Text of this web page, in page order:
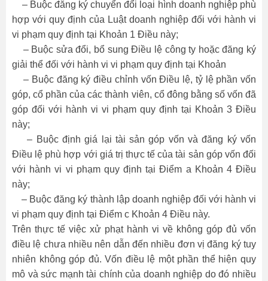
– Buộc đăng ký chuyển đổi loại hình doanh nghiệp phù
hợp với quy định của Luật doanh nghiệp đối với hành vi
vi phạm quy định tại Khoản 1 Điều này;
– Buộc sửa đổi, bổ sung Điều lệ công ty hoặc đăng ký
giải thể đối với hành vi vi phạm quy định tại Khoản
– Buộc đăng ký điều chỉnh vốn Điều lệ, tỷ lệ phần vốn
góp, cổ phần của các thành viên, cổ đông bằng số vốn đã
góp đối với hành vi vi phạm quy định tại Khoản 3 Điều
này;
– Buộc định giá lại tài sản góp vốn và đăng ký vốn
Điều lệ phù hợp với giá trị thực tế của tài sản góp vốn đối
với hành vi vi phạm quy định tại Điểm a Khoản 4 Điều
này;
– Buộc đăng ký thành lập doanh nghiệp đối với hành vi
vi phạm quy định tại Điểm c Khoản 4 Điều này.
Trên thực tế việc xử phạt hành vi về không góp đủ vốn
điều lệ chưa nhiều nên dẫn đến nhiều đơn vị đăng ký tuy
nhiên không góp đủ. Vốn điều lệ một phần thể hiện quy
mô và sức mạnh tài chính của doanh nghiệp do đó nhiều